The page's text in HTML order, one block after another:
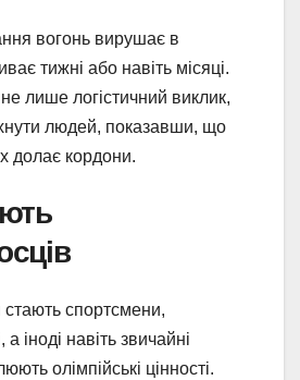
вогонь вирушає в
тижні або навіть місяці.
лише логістичний виклик,
людей, показавши, що
долає кордони.
спортсмени,
а іноді навіть звичайні
олімпійські цінності.